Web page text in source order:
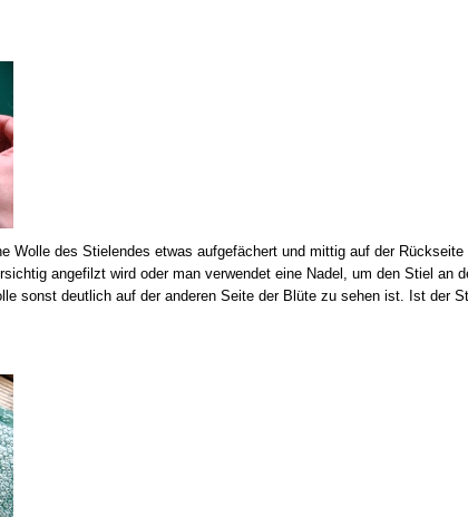
des Stielendes etwas aufgefächert und mittig auf der
angefilzt wird oder man verwendet eine Nadel, um den Stiel
sonst deutlich auf der anderen Seite der Blüte zu sehen ist. Ist der